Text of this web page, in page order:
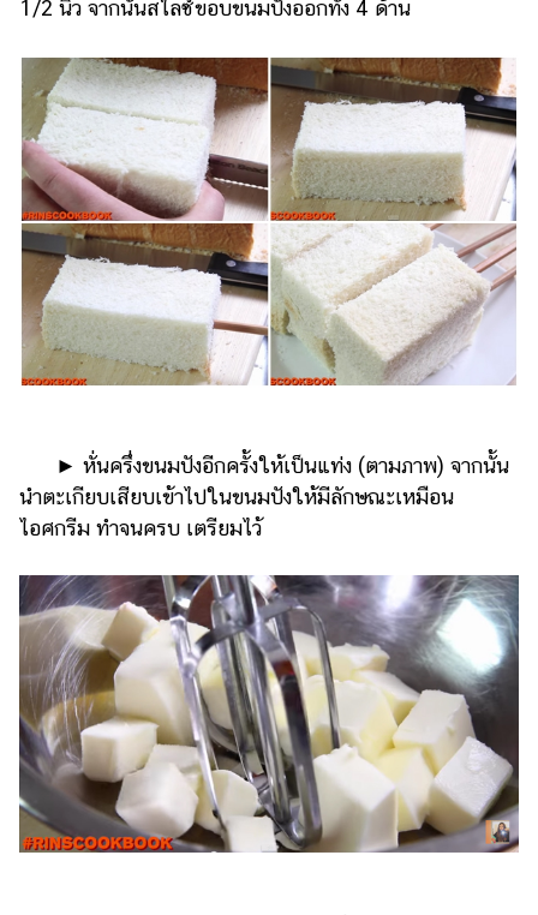
1/2 นิ้ว จากนั้นสไลซ์ขอบขนมปังออกทั้ง 4 ด้าน
​​ ►​ ​หั่นครึ่งขนมปังอีกครั้งให้เป็นแท่ง (ตามภาพ) จากนั้น
นำตะเกียบเสียบเข้าไปในขนมปังให้มีลักษณะเหมือน
ไอศกรีม ทำจนครบ เตรียมไว้